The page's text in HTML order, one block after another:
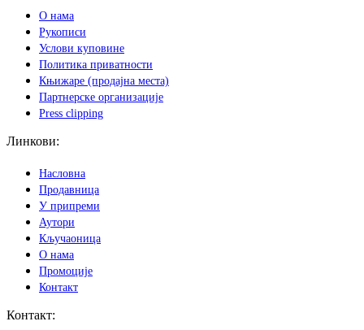
О нама
Рукописи
Услови куповине
Политика приватности
Књижаре (продајна места)
Партнерске организације
Press clipping
Линкови:
Насловна
Продавница
У припреми
Аутори
Кључаоница
О нама
Промоције
Контакт
Контакт: